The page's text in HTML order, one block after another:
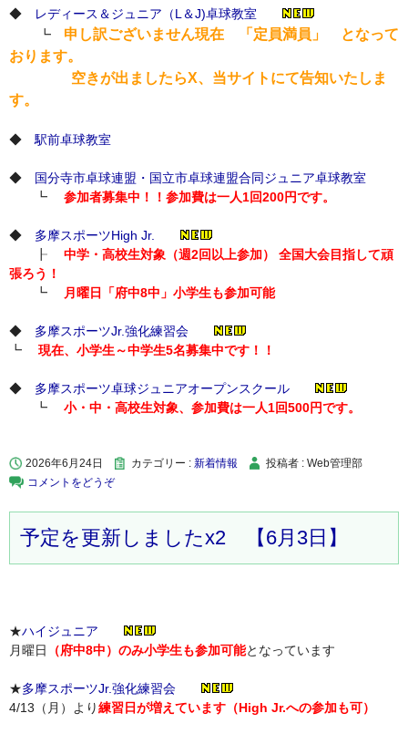
◆
レディース＆ジュニア（L＆J)卓球教室
┗ 申し訳ございません現在 「定員満員」 となって
おります。
空きが出ましたらX、当サイトにて告知いたしま
す。
◆駅前卓球教室
◆ 国分寺市卓球連盟・国立市卓球連盟合同ジュニア卓球教室
┗
参加者募集中！！参加費は一人1回200円です。
◆ 多摩スポーツHigh Jr.
┠ 中学・高校生対象（週2回以上参加） 全国大会目指して頑
張ろう！
┗
月曜日「府中8中」小学生も参加可能
◆ 多摩スポーツJr.強化練習会
┗ 現在、小学生～中学生5名募集中です！！
◆ 多摩スポーツ卓球ジュニアオープンスクール
┗ 小・中・高校生対象、参加費は一人1回500円です。
2026年6月24日 カテゴリー : 新着情報
投稿者 : Web管理部
コメントをどうぞ
予定を更新しましたx2 【6月3日】
★ハイジュニア
月曜日
（府中8中）のみ小学生も参加可能となっています
★多摩スポーツJr.強化練習会
4/13（月）より練習日が増えています（High Jr.への参加も可）